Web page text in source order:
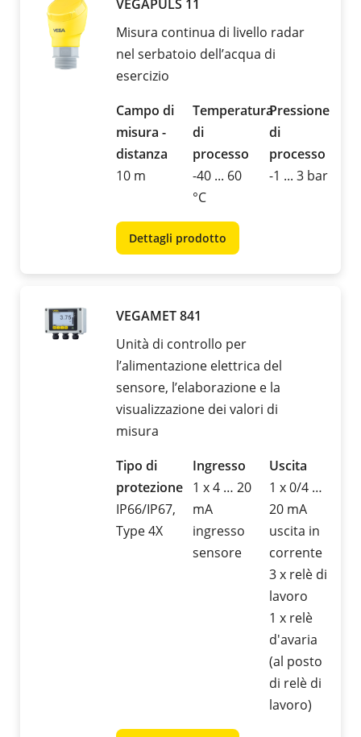
VEGAPULS 11
Misura continua di livello radar
nel serbatoio dell’acqua di
esercizio
Campo di
misura -
distanza
10 m
Temperatura
di
processo
-40 ... 60
°C
Pressione
di
processo
-1 ... 3 bar
Dettagli prodotto
VEGAMET 841
Unità di controllo per
l’alimentazione elettrica del
sensore, l’elaborazione e la
visualizzazione dei valori di
misura
Tipo di
protezione
IP66/IP67,
Type 4X
Ingresso
1 x 4 … 20
mA
ingresso
sensore
Uscita
1 x 0/4 …
20 mA
uscita in
corrente
3 x relè di
lavoro
1 x relè
d'avaria
(al posto
di relè di
lavoro)